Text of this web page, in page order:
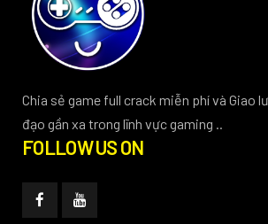
Chia sẻ game full crack miễn phí và Giao
đạo gần xa trong lĩnh vực gaming ..
FOLLOW US ON